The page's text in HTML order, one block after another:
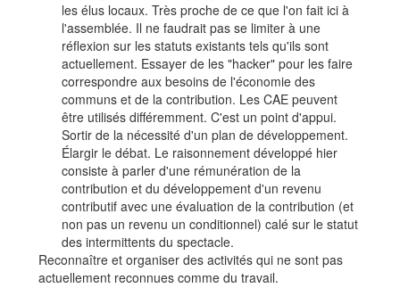
les élus locaux. Très proche de ce que l'on fait ici à
l'assemblée. Il ne faudrait pas se limiter à une
réflexion sur les statuts existants tels qu'ils sont
actuellement. Essayer de les "hacker" pour les faire
correspondre aux besoins de l'économie des
communs et de la contribution. Les CAE peuvent
être utilisés différemment. C'est un point d'appui.
Sortir de la nécessité d'un plan de développement.
Élargir le débat. Le raisonnement développé hier
consiste à parler d'une rémunération de la
contribution et du développement d'un revenu
contributif avec une évaluation de la contribution (et
non pas un revenu un conditionnel) calé sur le statut
des intermittents du spectacle.
Reconnaître et organiser des activités qui ne sont pas
actuellement reconnues comme du travail.